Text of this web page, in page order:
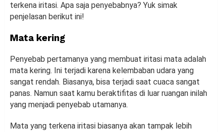
terkena iritasi. Apa saja penyebabnya? Yuk simak
penjelasan berikut ini!
Mata kering
Penyebab pertamanya yang membuat iritasi mata adalah
mata kering. Ini terjadi karena kelembaban udara yang
sangat rendah. Biasanya, bisa terjadi saat cuaca sangat
panas. Namun saat kamu beraktifitas di luar ruangan inilah
yang menjadi penyebab utamanya.
Mata yang terkena iritasi biasanya akan tampak lebih